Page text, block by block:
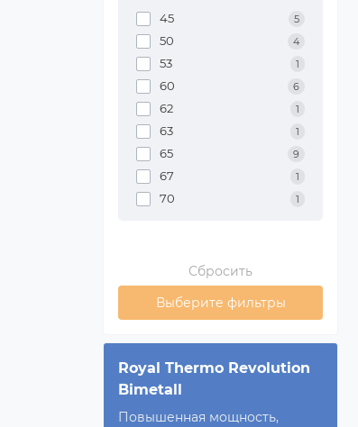
45 5
50 4
53 1
60 6
62 1
63 1
65 9
67 1
70 1
Сбросить
Выберите фильтры
Royal Thermo Revolution
Bimetall
Повышенная мощность,